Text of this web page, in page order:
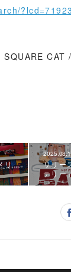
?lcd=71923
CAT
リ
リリー
テリー